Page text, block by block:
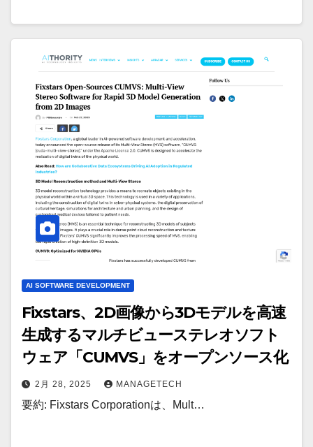
AI SOFTWARE DEVELOPMENT
Fixstars、2D画像から3Dモデルを高速
生成するマルチビューステレオソフト
ウェア「CUMVS」をオープンソース化
2月 28, 2025 MANAGETECH
要約: Fixstars Corporationは、Mult…